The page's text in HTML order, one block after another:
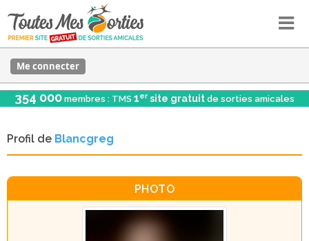
Me connecter
354 000 membres : TMS 1er site gratuit de sorties amicales
Profil de Blancgreg
PHOTO